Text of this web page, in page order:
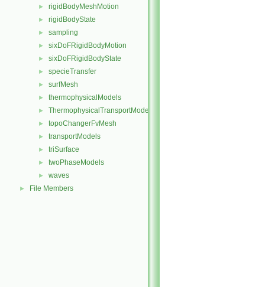
► rigidBodyMeshMotion
► rigidBodyState
► sampling
► sixDoFRigidBodyMotion
► sixDoFRigidBodyState
► specieTransfer
► surfMesh
► thermophysicalModels
► ThermophysicalTransportModels
► topoChangerFvMesh
► transportModels
► triSurface
► twoPhaseModels
► waves
► File Members